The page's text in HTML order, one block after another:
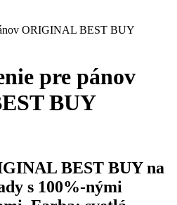
ORIGINAL BEST BUY
pre pánov
BUY
BEST BUY na
s 100%-nými